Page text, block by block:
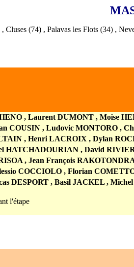
(74) , Palavas les Flots (34) ,
, Laurent DUMONT , Moise
COUSIN , Ludovic MONTORO ,
, Henri LACROIX , Dylan
HATCHADOURIAN , David
, Jean François
COCCIOLO , Florian
DESPORT , Basil JACKEL ,
l'étape